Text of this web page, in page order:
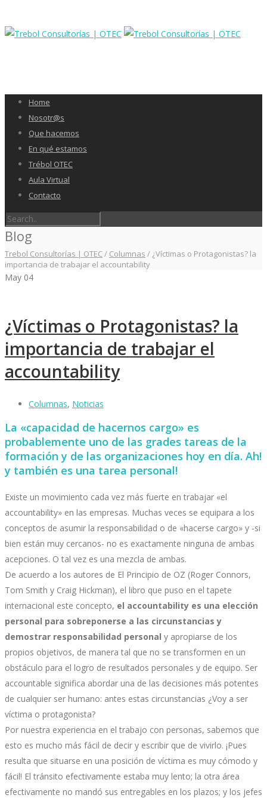
Home
Nosotr@s
Que hacemos
En qué estamos
Trébol OTEC
Aula Virtual
Contacto
Blog
Trebol Consultorías | OTEC/ Columnas / ¿Víctimas o Protagonistas? la
importancia de trabajar el accountability
May 04
¿Víctimas o Protagonistas? la
importancia de trabajar el
accountability
Columnas, Noticias
La «capacidad de hacernos cargo» es
probablemente uno de las grades tareas de la
formación y de las organizaciones hoy en día. Ah!
y también es una tarea personal!
Existe un movimiento cada vez más fuerte en trabajar «el
accountability» en las empresas. Muchas veces se equipara a los
conceptos de asumir la responsabilidad o de «hacerse cargo» y -si
bien están muy cercanos- no es exactamente ninguna de ambas
acepciones. O tal vez es una mezcla de ambas.
De acuerdo a los autores de El Principio de OZ (Roger Connors,
Tom Smith y Craig Hickman), el libro que puso en el tapete
internacional este concepto, el accountability es una elección
personal para sobreponerse a las circunstancias y
demostrar responsabilidad personal y apropiarse de los
propios objetivos, de manera tal que no se transformen en un
obstáculo para el logro de resultados personales y de equipo. Ser
accountable significa abordar una de las decisiones más potentes
de cualquier ser humano: antes estas circunstancias ¿Voy a ser
víctima o protagonista?
Por nuestra experiencia en el trabajo con personas, sabemos que
esto es mucho más fácil de decir y escribir que de vivirlo. ¡Pues
resulta que situarse en una posición de víctima es muy cómodo y
fácil! El tránsito efectivamente estaba muy lento; la otra área
efectivamente no mandó sus entregables en los plazos; y los jefes